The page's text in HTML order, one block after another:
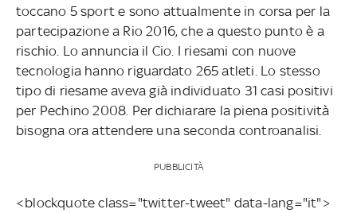
toccano 5 sport e sono attualmente in corsa per la
partecipazione a Rio 2016, che a questo punto è a
rischio. Lo annuncia il Cio. I riesami con nuove
tecnologia hanno riguardato 265 atleti. Lo stesso
tipo di riesame aveva già individuato 31 casi positivi
per Pechino 2008. Per dichiarare la piena positività
bisogna ora attendere una seconda controanalisi.
PUBBLICITÀ
<blockquote class="twitter-tweet" data-lang="it">